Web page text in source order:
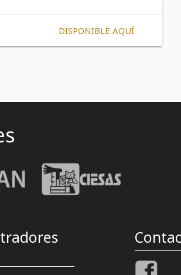
DISPONIBLE AQUÍ